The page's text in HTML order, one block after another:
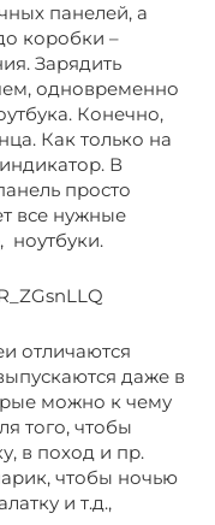
панелей, а
коробки –
Зарядить
одновременно
Конечно,
Как только на
В
просто
все нужные
ноутбуки.
отличаются
даже в
можно к чему
того, чтобы
в поход и пр.
чтобы ночью
и т.д.,